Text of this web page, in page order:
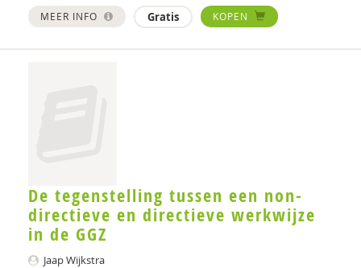
S. Karbouniaris
Simona Karbouniaris
Martijn Kikkert
Marieke Kingma
MEER INFO Gratis KOPEN
De tegenstelling tussen een non-
directieve en directieve werkwijze
in de GGZ
Jaap Wijkstra